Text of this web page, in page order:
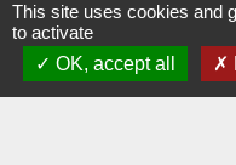
This site uses cookies and
to activate
OK, accept all